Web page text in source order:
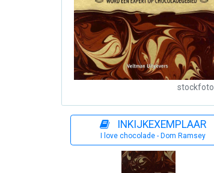
stockfoto
INKIJKEXEMPLAAR
I love chocolade - Dom Ramsey